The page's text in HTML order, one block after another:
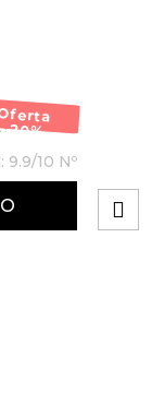
-20%
9.9/10 Nº